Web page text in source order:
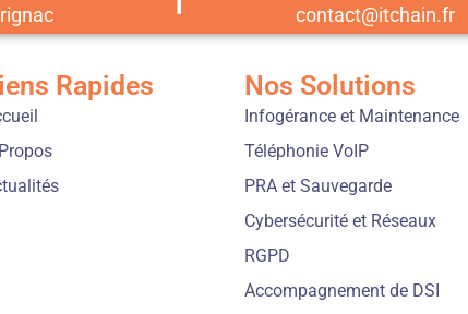
contact@itchain.fr
Rapides Nos Solutions
Infogérance et Maintenance
Téléphonie VoIP
PRA et Sauvegarde
Cybersécurité et Réseaux
RGPD
Accompagnement de DSI